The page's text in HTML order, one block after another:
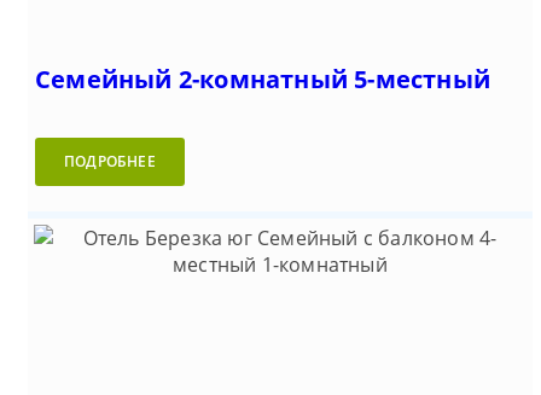
Семейный 2-комнатный 5-местный
ПОДРОБНЕЕ